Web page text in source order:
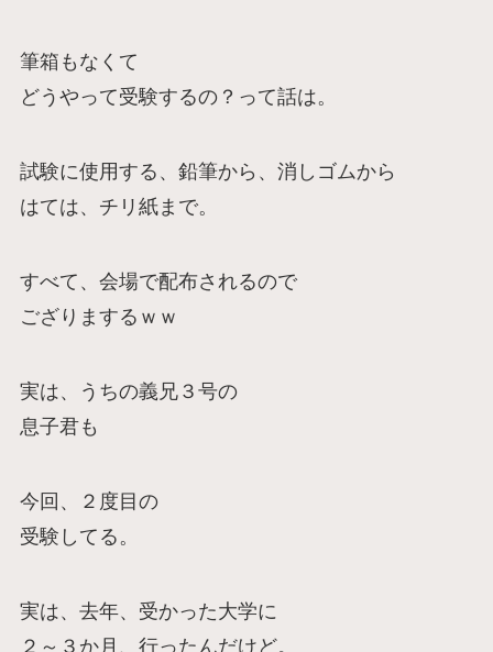
筆箱もなくて
どうやって受験するの？って話は。
試験に使用する、鉛筆から、消しゴムから
はては、チリ紙まで。
すべて、会場で配布されるので
ござりまするｗｗ
実は、うちの義兄３号の
息子君も
今回、２度目の
受験してる。
実は、去年、受かった大学に
２～３か月、行ったんだけど。